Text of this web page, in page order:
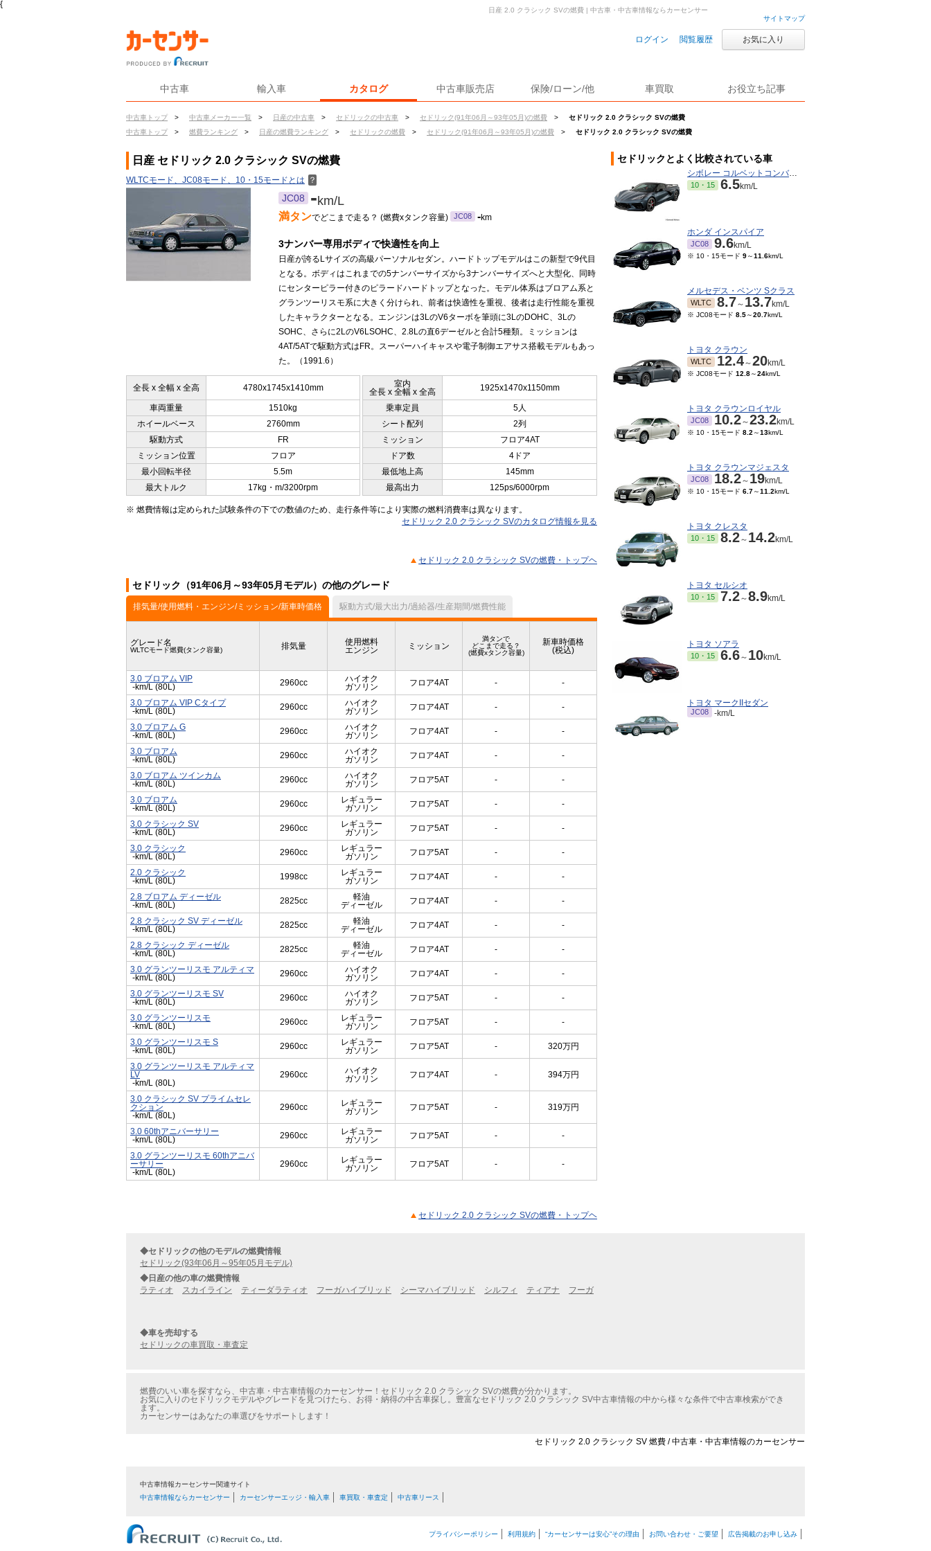
{
サイトマップ
ログイン 閲覧履歴 お気に入り
中古車 輸入車 カタログ 中古車販売店 保険/ローン/他 車買取 お役立ち記事
中古車トップ > 中古車メーカー一覧 > 日産の中古車 > セドリックの中古車 > セドリック(91年06月～93年05月)の燃費 >
セドリック 2.0 クラシック SVの燃費
中古車トップ
> 燃費ランキング > 日産の燃費ランキング > セドリックの燃費 > セドリック(91年06月～93年05月)の燃費 > セドリック 2.0 クラシック SVの燃費
日産 2.0 クラシック SVの燃費 | 中古車・中古車情報ならカーセンサー
日産 セドリック 2.0 クラシック SVの燃費
WLTCモード、JC08モード、10・15モードとは ？
JC08 -km/L
満タンでどこまで走る？ (燃費xタンク容量) JC08 -km
3ナンバー専用ボディで快適性を向上
日産が誇るLサイズの高級パーソナルセダン。ハードトップモデルはこの新型で9代目
となる。ボディはこれまでの5ナンバーサイズから3ナンバーサイズへと大型化、同時
にセンターピラー付きのピラードハードトップとなった。モデル体系はブロアム系と
グランツーリスモ系に大きく分けられ、前者は快適性を重視、後者は走行性能を重視
したキャラクターとなる。エンジンは3LのV6ターボを筆頭に3LのDOHC、3Lの
SOHC、さらに2LのV6LSOHC、2.8Lの直6デーゼルと合計5種類。ミッションは
4AT/5ATで駆動方式はFR。スーパーハイキャスや電子制御エアサス搭載モデルもあっ
た。（1991.6）
全長 x 全幅 x 全高 4780x1745x1410mm
室内
全長 x 全幅 x 全高
1925x1470x1150mm
車両重量 1510kg 乗車定員
5人
ホイールベース
2760mm シート配列
2列
駆動方式
FR ミッション
フロア4AT
ミッション位置
フロア ドア数
4ドア
最小回転半径
5.5m 最低地上高
145mm
最大トルク
17kg・m/3200rpm 最高出力 125ps/6000rpm
※ 燃費情報は定められた試験条件の下での数値のため、走行条件等により実際の燃料消費率は異なります。
セドリック 2.0 クラシック SVのカタログ情報を見る
セドリック 2.0 クラシック SVの燃費・トップヘ
セドリック（91年06月～93年05月モデル）の他のグレード
排気量/使用燃料・エンジン/ミッション/新車時価格 駆動方式/最大出力/過給器/生産期間/燃費性能
グレード名
WLTCモード燃費(タンク容量) 排気量
使用燃料
エンジン
ミッション
満タンで
どこまで走る？
(燃費xタンク容量)
新車時価格
(税込)
3.0 ブロアム VIP
-km/L (80L)
2960cc
ハイオク
ガソリン
フロア4AT - -
3.0 ブロアム VIP Cタイプ
-km/L (80L)
2960cc
ハイオク
ガソリン
フロア4AT - -
3.0 ブロアム G
-km/L (80L)
2960cc
ハイオク
ガソリン
フロア4AT - -
3.0 ブロアム
-km/L (80L)
2960cc
ハイオク
ガソリン
フロア4AT - -
3.0 ブロアム ツインカム
-km/L (80L)
2960cc
ハイオク
ガソリン
フロア5AT - -
3.0 ブロアム
-km/L (80L)
2960cc
レギュラー
ガソリン
フロア5AT - -
3.0 クラシック SV
-km/L (80L)
2960cc
レギュラー
ガソリン
フロア5AT - -
3.0 クラシック
-km/L (80L)
2960cc
レギュラー
ガソリン
フロア5AT - -
2.0 クラシック
-km/L (80L)
1998cc
レギュラー
ガソリン
フロア4AT - -
2.8 ブロアム ディーゼル
-km/L (80L)
2825cc
軽油
ディーゼル
フロア4AT - -
2.8 クラシック SV ディーゼル
-km/L (80L)
2825cc
軽油
ディーゼル
フロア4AT - -
2.8 クラシック ディーゼル
-km/L (80L)
2825cc
軽油
ディーゼル
フロア4AT - -
3.0 グランツーリスモ アルティマ
-km/L (80L)
2960cc
ハイオク
ガソリン
フロア4AT - -
3.0 グランツーリスモ SV
-km/L (80L)
2960cc
ハイオク
ガソリン
フロア5AT - -
3.0 グランツーリスモ
-km/L (80L)
2960cc
レギュラー
ガソリン
フロア5AT - -
3.0 グランツーリスモ S
-km/L (80L)
2960cc
レギュラー
ガソリン
フロア5AT - 320万円
3.0 グランツーリスモ アルティマ
LV
-km/L (80L)
2960cc
ハイオク
ガソリン
フロア4AT - 394万円
3.0 クラシック SV プライムセレ
クション
-km/L (80L)
2960cc
レギュラー
ガソリン
フロア5AT - 319万円
3.0 60thアニバーサリー
-km/L (80L)
2960cc
レギュラー
ガソリン
フロア5AT - -
3.0 グランツーリスモ 60thアニバ
ーサリー
-km/L (80L)
2960cc
レギュラー
ガソリン
フロア5AT - -
セドリック 2.0 クラシック SVの燃費・トップヘ
セドリックとよく比較されている車
シボレー コルベットコンバーチブル
10・15 6.5km/L
ホンダ インスパイア
JC08 9.6km/L
※ 10・15モード 9～11.6km/L
メルセデス・ベンツ Sクラス
WLTC 8.7～ 13.7km/L
※ JC08モード 8.5～20.7km/L
トヨタ クラウン
WLTC 12.4～20km/L
※ JC08モード 12.8～24km/L
トヨタ クラウンロイヤル
JC08 10.2～23.2km/L
※ 10・15モード 8.2 ～13km/L
トヨタ クラウンマジェスタ
JC08 18.2～ 19km/L
※ 10・15モード 6.7～11.2km/L
トヨタ クレスタ
10・15 8.2～ 14.2km/L
トヨタ セルシオ
10・15 7.2～8.9km/L
トヨタ ソアラ
10・15 6.6～ 10km/L
トヨタ マークIIセダン
JC08 -km/L
◆セドリックの他のモデルの燃費情報
セドリック(93年06月～95年05月モデル)
◆日産の他の車の燃費情報
ラティオ
スカイライン ティーダラティオ フーガハイブリッド シーマハイブリッド シルフィ ティアナ フーガ
◆車を売却する
セドリックの車買取・車査定
燃費のいい車を探すなら、中古車・中古車情報のカーセンサー！セドリック 2.0 クラシック SVの燃費が分かります。
お気に入りのセドリックモデルやグレードを見つけたら、お得・納得の中古車探し。豊富なセドリック 2.0 クラシック SV中古車情報の中から様々な条件で中古車検索ができ
ます。
カーセンサーはあなたの車選びをサポートします！
セドリック 2.0 クラシック SV 燃費 / 中古車・中古車情報のカーセンサー
中古車情報カーセンサー関連サイト
中古車情報ならカーセンサー
カーセンサーエッジ・輸入車 車買取・車査定 中古車リース
プライバシーポリシー 利用規約 “カーセンサーは安心”その理由 お問い合わせ・ご要望 広告掲載のお申し込み